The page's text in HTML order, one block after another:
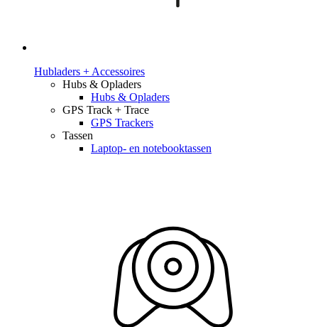
Hubladers + Accessoires
Hubs & Opladers
Hubs & Opladers
GPS Track + Trace
GPS Trackers
Tassen
Laptop- en notebooktassen